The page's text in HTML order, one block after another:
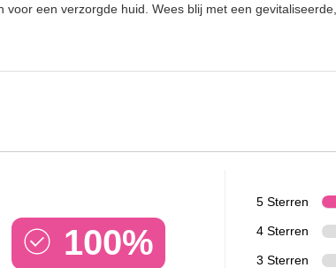
een verzorgde huid. Wees blij met een
100%
5 Sterren
4 Sterren
3 Sterren